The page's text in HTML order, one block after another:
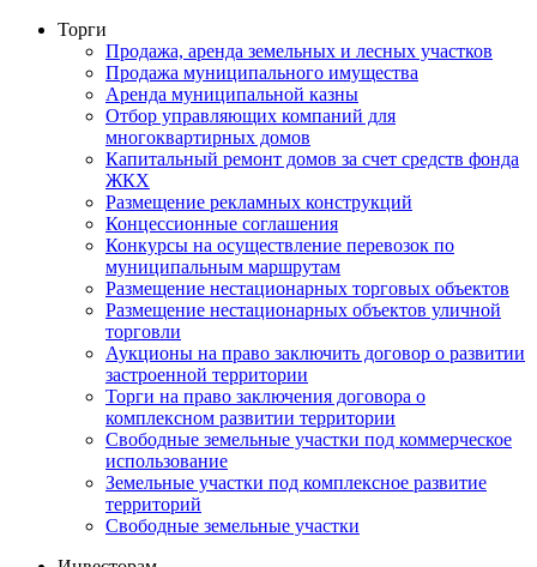
Торги
Продажа, аренда земельных и лесных участков
Продажа муниципального имущества
Аренда муниципальной казны
Отбор управляющих компаний для
многоквартирных домов
Капитальный ремонт домов за счет средств фонда
ЖКХ
Размещение рекламных конструкций
Концессионные соглашения
Конкурсы на осуществление перевозок по
муниципальным маршрутам
Размещение нестационарных торговых объектов
Размещение нестационарных объектов уличной
торговли
Аукционы на право заключить договор о развитии
застроенной территории
Торги на право заключения договора о
комплексном развитии территории
Свободные земельные участки под коммерческое
использование
Земельные участки под комплексное развитие
территорий
Свободные земельные участки